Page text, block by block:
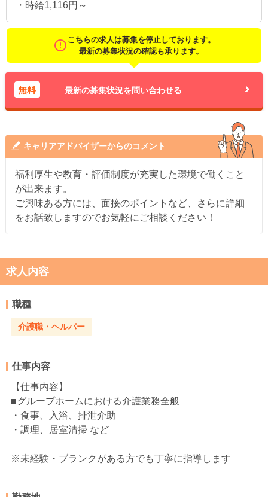
・時給1,116円～
こちらの求人は募集を停止しております。
最新の募集状況の確認も承ります。
無料 最新の募集状況を問い合わせる
キャリアアドバイザーからのコメント
福利厚生や教育・評価制度が充実した環境で働くこと
が出来ます。
ご興味ある方には、面接のポイントなど、さらに詳細
をお話致しますのでお気軽にご相談ください！
求人内容
職種
介護職・ヘルパー
仕事内容
【仕事内容】
■グループホームにおける介護業務全般
・食事、入浴、排泄介助
・調理、居室清掃 など
※未経験・ブランクがある方でも丁寧に指導します